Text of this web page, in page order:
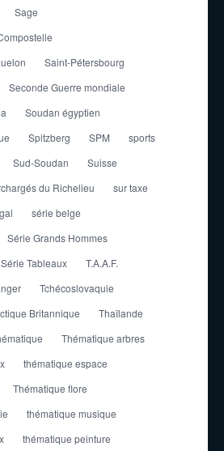
Sage
Saint-Pétersbourg
Seconde Guerre mondiale
Soudan égyptien
Spitzberg SPM
sports
Sud-Soudan
Suisse
du Richelieu
sur taxe
série belge
Série Grands Hommes
Série Tableaux
T.A.A.F.
Tchécoslovaquie
Britannique
Thaïlande
Thématique arbres
thématique espace
Thématique flore
thématique musique
thématique peinture